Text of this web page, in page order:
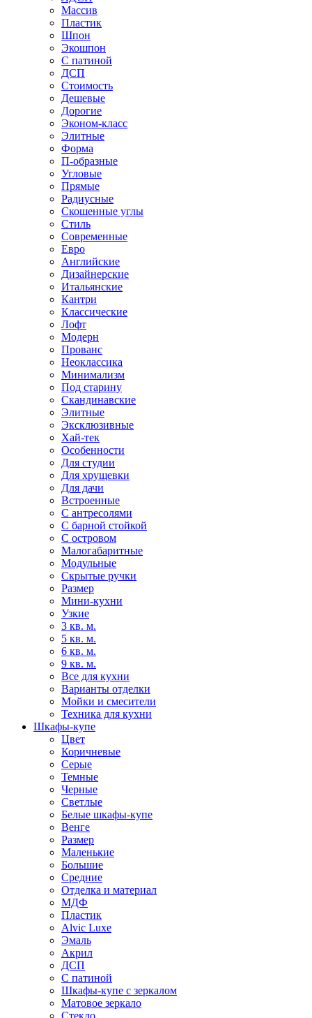
Массив
Пластик
Шпон
Экошпон
С патиной
ДСП
Стоимость
Дешевые
Дорогие
Эконом-класс
Элитные
Форма
П-образные
Угловые
Прямые
Радиусные
Скошенные углы
Стиль
Современные
Евро
Английские
Дизайнерские
Итальянские
Кантри
Классические
Лофт
Модерн
Прованс
Неоклассика
Минимализм
Под старину
Скандинавские
Элитные
Эксклюзивные
Хай-тек
Особенности
Для студии
Для хрущевки
Для дачи
Встроенные
С антресолями
С барной стойкой
С островом
Малогабаритные
Модульные
Скрытые ручки
Размер
Мини-кухни
Узкие
3 кв. м.
5 кв. м.
6 кв. м.
9 кв. м.
Все для кухни
Варианты отделки
Мойки и смесители
Техника для кухни
Шкафы-купе
Цвет
Коричневые
Серые
Темные
Черные
Светлые
Белые шкафы-купе
Венге
Размер
Маленькие
Большие
Средние
Отделка и материал
МДФ
Пластик
Alvic Luxe
Эмаль
Акрил
ДСП
С патиной
Шкафы-купе с зеркалом
Матовое зеркало
Стекло